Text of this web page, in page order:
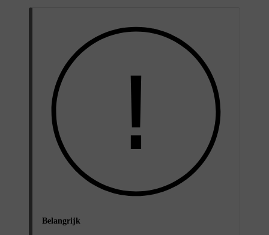
Belangrijk